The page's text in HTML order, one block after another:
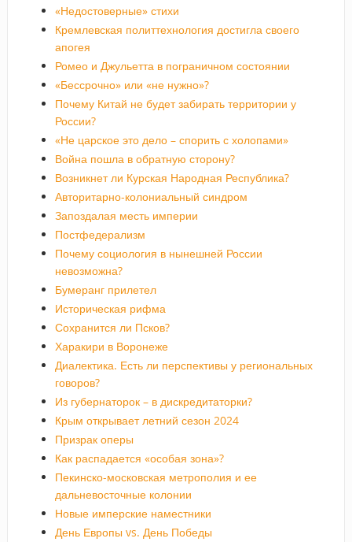
«Недостоверные» стихи
Кремлевская политтехнология достигла своего
апогея
Ромео и Джульетта в пограничном состоянии
«Бессрочно» или «не нужно»?
Почему Китай не будет забирать территории у
России?
«Не царское это дело – спорить с холопами»
Война пошла в обратную сторону?
Возникнет ли Курская Народная Республика?
Авторитарно-колониальный синдром
Запоздалая месть империи
Постфедерализм
Почему социология в нынешней России
невозможна?
Бумеранг прилетел
Историческая рифма
Сохранится ли Псков?
Харакири в Воронеже
Диалектика. Есть ли перспективы у региональных
говоров?
Из губернаторок – в дискредитаторки?
Крым открывает летний сезон 2024
Призрак оперы
Как распадается «особая зона»?
Пекинско-московская метрополия и ее
дальневосточные колонии
Новые имперские наместники
День Европы vs. День Победы